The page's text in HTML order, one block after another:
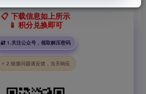
📋 下载信息如上所示
📱 积分兑换即可
🔐 1.关注公众号，领取解压密码
⚡ 2.链接问题请反馈，当天响应